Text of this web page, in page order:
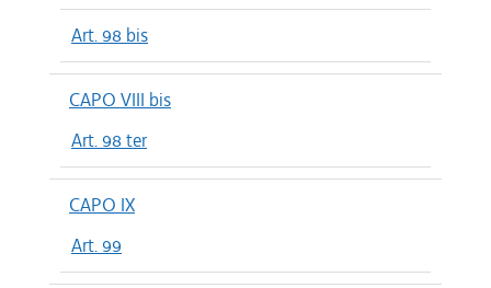
Art. 98 bis
CAPO VIII bis
Art. 98 ter
CAPO IX
Art. 99